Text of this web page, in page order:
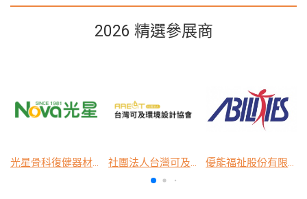
2026 精選參展商
光星骨科復健器材股份有限公司 社團法人台灣可及環境設計協會 優能福祉股份有限公司